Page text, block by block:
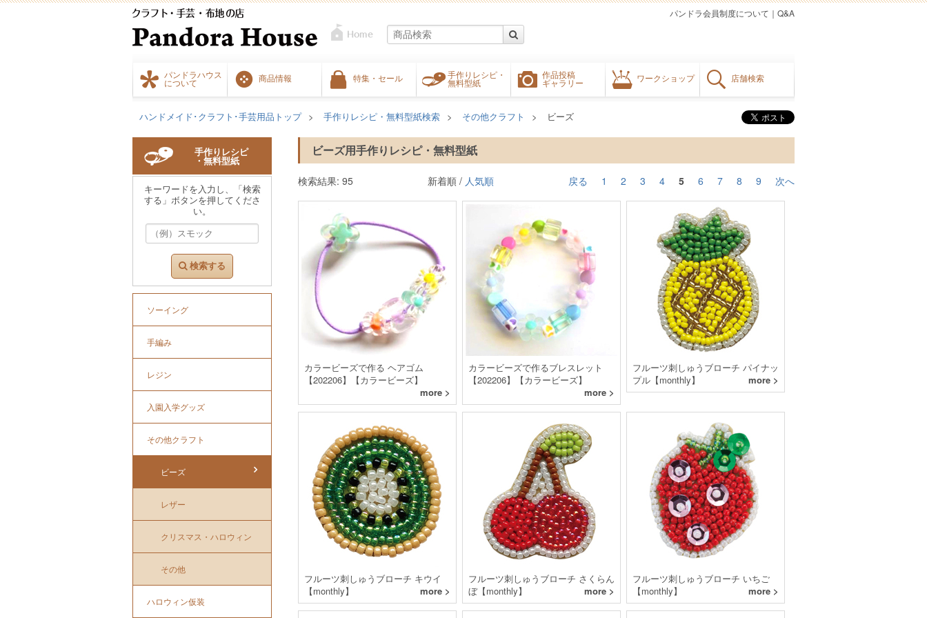
パンドラハウス
について
商品情報 特集・セール
手作りレシピ・
無料型紙
作品投稿
ギャラリー
ワークショップ 店舗検索
Q&A
｜
パンドラ会員制度について
ハンドメイド･クラフト･手芸用品トップ 手作りレシピ・無料型紙検索 その他クラフト ビーズ
ビーズ用手作りレシピ・無料型紙
検索結果: 95 戻る 1 2 3 4 5 6 7 8 9 次へ
新着順 / 人気順
カラービーズで作る ヘアゴム
【202206】【カラービーズ】
more >
カラービーズで作るブレスレット
【202206】【カラービーズ】
more >
フルーツ刺しゅうブローチ パイナッ
プル【monthly】
more >
フルーツ刺しゅうブローチ キウイ
【monthly】
more >
フルーツ刺しゅうブローチ さくらん
ぼ【monthly】
more >
フルーツ刺しゅうブローチ いちご
【monthly】
more >
手作りレシピ
・無料型紙
キーワードを入力し、「検索
する」ボタンを押してくださ
い。
検索する
ソーイング
手編み
レジン
入園入学グッズ
その他クラフト
ビーズ
レザー
クリスマス・ハロウィン
その他
ハロウィン仮装